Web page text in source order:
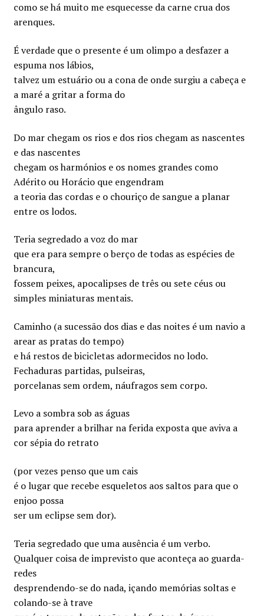
como se há muito me esquecesse da carne crua dos
arenques.
É verdade que o presente é um olimpo a desfazer a
espuma nos lábios,
talvez um estuário ou a cona de onde surgiu a cabeça e
a maré a gritar a forma do
ângulo raso.
Do mar chegam os rios e dos rios chegam as nascentes
e das nascentes
chegam os harmónios e os nomes grandes como
Adérito ou Horácio que engendram
a teoria das cordas e o chouriço de sangue a planar
entre os lodos.
Teria segredado a voz do mar
que era para sempre o berço de todas as espécies de
brancura,
fossem peixes, apocalipses de três ou sete céus ou
simples miniaturas mentais.
Caminho (a sucessão dos dias e das noites é um navio a
arear as pratas do tempo)
e há restos de bicicletas adormecidos no lodo.
Fechaduras partidas, pulseiras,
porcelanas sem ordem, náufragos sem corpo.
Levo a sombra sob as águas
para aprender a brilhar na ferida exposta que aviva a
cor sépia do retrato
(por vezes penso que um cais
é o lugar que recebe esqueletos aos saltos para que o
enjoo possa
ser um eclipse sem dor).
Teria segredado que uma ausência é um verbo.
Qualquer coisa de imprevisto que aconteça ao guarda-
redes
desprendendo-se do nada, içando memórias soltas e
colando-se à trave